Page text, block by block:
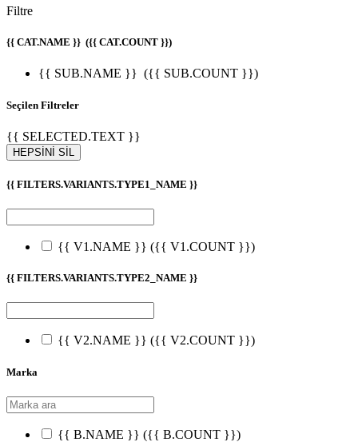
Filtre
{{ CAT.NAME }} ({{ CAT.COUNT }})
{{ SUB.NAME }} ({{ SUB.COUNT }})
Seçilen Filtreler
{{ SELECTED.TEXT }}
HEPSİNİ SİL
{{ FILTERS.VARIANTS.TYPE1_NAME }}
{{ V1.NAME }} ({{ V1.COUNT }})
{{ FILTERS.VARIANTS.TYPE2_NAME }}
{{ V2.NAME }} ({{ V2.COUNT }})
Marka
{{ B.NAME }} ({{ B.COUNT }})